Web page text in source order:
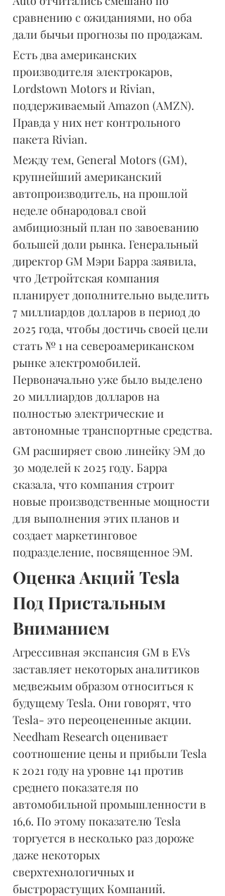
сравнению с ожиданиями, но оба
дали бычьи прогнозы по продажам.
Есть два американских
производителя электрокаров,
Lordstown Motors и Rivian,
поддерживаемый Amazon (AMZN).
Правда у них нет контрольного
пакета Rivian.
Между тем, General Motors (GM),
крупнейший американский
автопроизводитель, на прошлой
неделе обнародовал свой
амбициозный план по завоеванию
большей доли рынка. Генеральный
директор GM Мэри Барра заявила,
что Детройтская компания
планирует дополнительно выделить
7 миллиардов долларов в период до
2025 года, чтобы достичь своей цели
стать № 1 на североамериканском
рынке электромобилей.
Первоначально уже было выделено
20 миллиардов долларов на
полностью электрические и
автономные транспортные средства.
GM расширяет свою линейку ЭМ до
30 моделей к 2025 году. Барра
сказала, что компания строит
новые производственные мощности
для выполнения этих планов и
создает маркетинговое
подразделение, посвященное ЭМ.
Оценка Акций Tesla
Под Пристальным
Вниманием
Агрессивная экспансия GM в EVs
заставляет некоторых аналитиков
медвежьим образом относиться к
будущему Tesla. Они говорят, что
Tesla- это переоцененные акции.
Needham Research оценивает
соотношение цены и прибыли Tesla
к 2021 году на уровне 141 против
среднего показателя по
автомобильной промышленности в
16,6. По этому показателю Tesla
торгуется в несколько раз дороже
даже некоторых
сверхтехнологичных и
быстрорастущих Компаний.